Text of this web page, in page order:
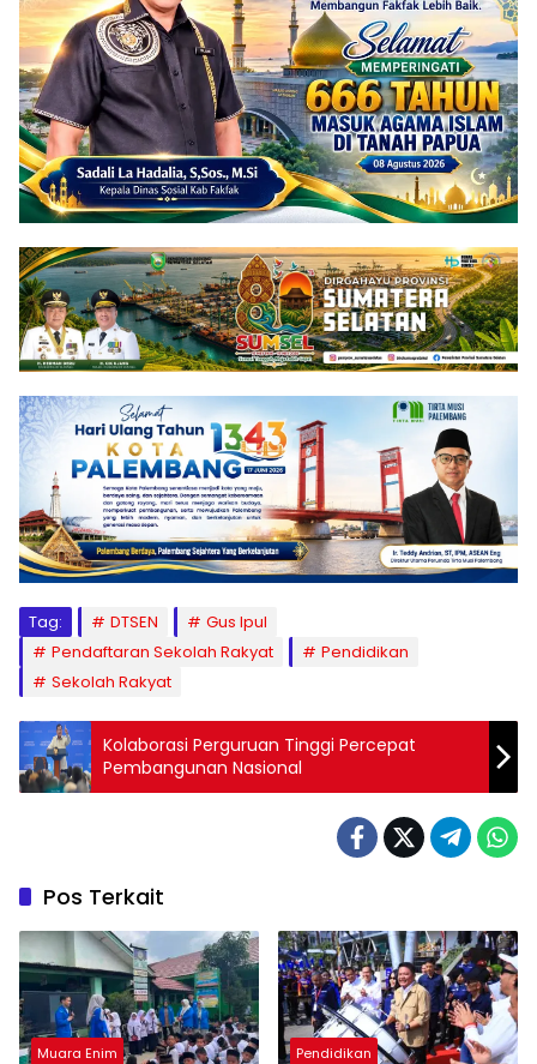
Tag: DTSEN
Gus Ipul
Pendaftaran Sekolah Rakyat
Pendidikan
Sekolah Rakyat
Kolaborasi Perguruan Tinggi Percepat
Pembangunan Nasional
Pos Terkait
Muara Enim Pendidikan